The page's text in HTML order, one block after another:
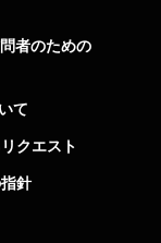
者の​ための​
て
クエスト
針